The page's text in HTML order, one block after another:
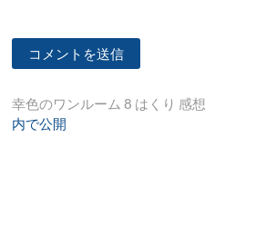
投
稿
幸色のワンルーム 8 はくり 感想
内で公開